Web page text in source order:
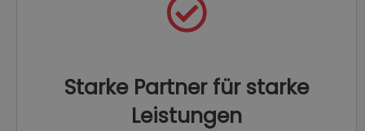
Starke Partner für starke
Leistungen